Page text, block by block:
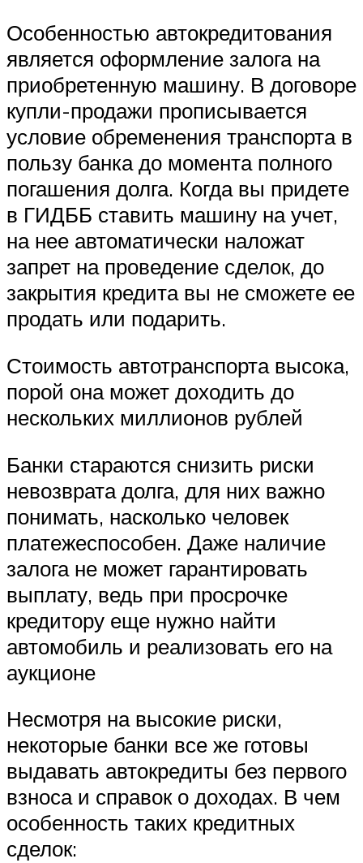
Особенностью автокредитования
является оформление залога на
приобретенную машину. В договоре
купли-продажи прописывается
условие обременения транспорта в
пользу банка до момента полного
погашения долга. Когда вы придете
в ГИДББ ставить машину на учет,
на нее автоматически наложат
запрет на проведение сделок, до
закрытия кредита вы не сможете ее
продать или подарить.
Стоимость автотранспорта высока,
порой она может доходить до
нескольких миллионов рублей
Банки стараются снизить риски
невозврата долга, для них важно
понимать, насколько человек
платежеспособен. Даже наличие
залога не может гарантировать
выплату, ведь при просрочке
кредитору еще нужно найти
автомобиль и реализовать его на
аукционе
Несмотря на высокие риски,
некоторые банки все же готовы
выдавать автокредиты без первого
взноса и справок о доходах. В чем
особенность таких кредитных
сделок: